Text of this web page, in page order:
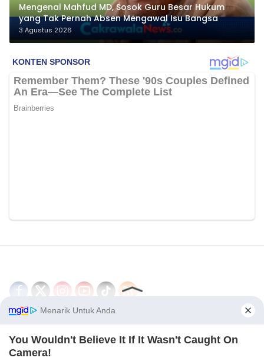
Mengenal Mahfud MD, Sosok Guru Besar Hukum
yang Tak Pernah Absen Mengawal Isu Bangsa
3 Agustus 2026
Redaksi
Tentang Kami
PEDOMAN MEDIA SIBER